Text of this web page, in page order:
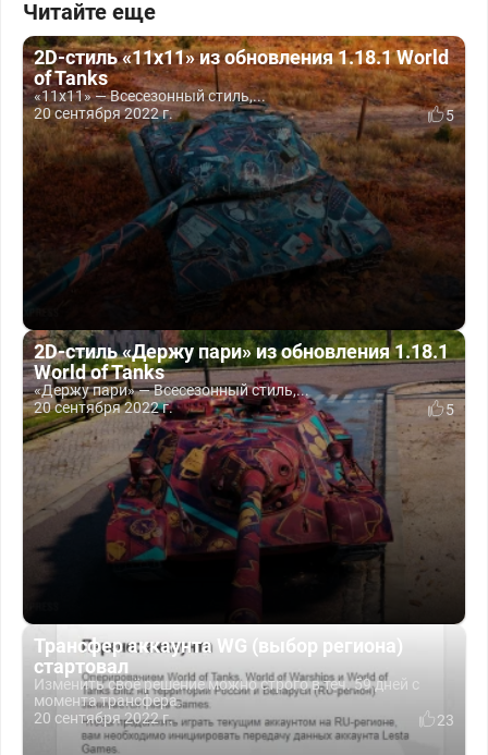
Читайте еще
2D-стиль «11x11» из обновления 1.18.1 World
of Tanks
«11x11» — Всесезонный стиль,...
20 сентября 2022 г.
5
2D-стиль «Держу пари» из обновления 1.18.1
World of Tanks
«Держу пари» — Всесезонный стиль,...
20 сентября 2022 г.
5
Трансфер аккаунта WG (выбор региона)
стартовал
Изменить своё решение можно строго в теч. 59 дней с
момента трансфера.
20 сентября 2022 г.
23